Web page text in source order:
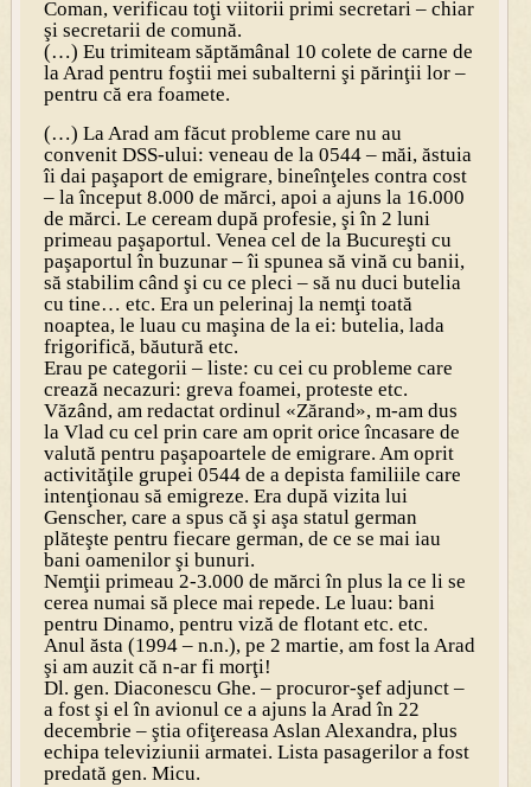
Coman, verificau toţi viitorii primi secretari – chiar
şi secretarii de comună.
(…) Eu trimiteam săptămânal 10 colete de carne de
la Arad pentru foştii mei subalterni şi părinţii lor –
pentru că era foamete.
(…) La Arad am făcut probleme care nu au
convenit DSS-ului: veneau de la 0544 – măi, ăstuia
îi dai paşaport de emigrare, bineînţeles contra cost
– la început 8.000 de mărci, apoi a ajuns la 16.000
de mărci. Le ceream după profesie, şi în 2 luni
primeau paşaportul. Venea cel de la Bucureşti cu
paşaportul în buzunar – îi spunea să vină cu banii,
să stabilim când şi cu ce pleci – să nu duci butelia
cu tine… etc. Era un pelerinaj la nemţi toată
noaptea, le luau cu maşina de la ei: butelia, lada
frigorifică, băutură etc.
Erau pe categorii – liste: cu cei cu probleme care
crează necazuri: greva foamei, proteste etc.
Văzând, am redactat ordinul «Zărand», m-am dus
la Vlad cu cel prin care am oprit orice încasare de
valută pentru paşapoartele de emigrare. Am oprit
activităţile grupei 0544 de a depista familiile care
intenţionau să emigreze. Era după vizita lui
Genscher, care a spus că şi aşa statul german
plăteşte pentru fiecare german, de ce se mai iau
bani oamenilor şi bunuri.
Nemţii primeau 2-3.000 de mărci în plus la ce li se
cerea numai să plece mai repede. Le luau: bani
pentru Dinamo, pentru viză de flotant etc. etc.
Anul ăsta (1994 – n.n.), pe 2 martie, am fost la Arad
şi am auzit că n-ar fi morţi!
Dl. gen. Diaconescu Ghe. – procuror-şef adjunct –
a fost şi el în avionul ce a ajuns la Arad în 22
decembrie – ştia ofiţereasa Aslan Alexandra, plus
echipa televiziunii armatei. Lista pasagerilor a fost
predată gen. Micu.